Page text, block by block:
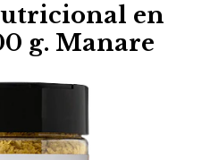
en
g. Manare